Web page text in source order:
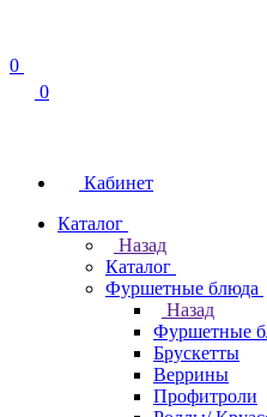
0
0
Кабинет
Каталог
Назад
Каталог
Фуршетные блюда
Назад
Фуршетные
Брускетты
Веррины
Профитроли